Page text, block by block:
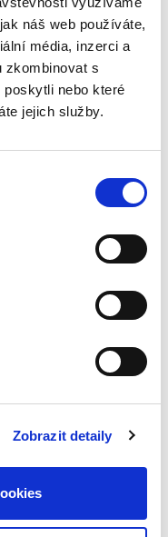
náš web používáte,
média, inzerci a
zkombinovat s
nebo které
jejich služby.
Zobrazit detaily
představuje v
oblast s
pokud jde
řízení.
srozumitelná
Ohlédnutí
letech